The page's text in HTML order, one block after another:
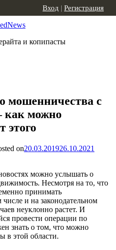
и копипасты
Вход | Регистрация
мошенничества с
можно
этого
on20.03.201926.10.2021
можно услышать о
Несмотря на то, что
принимать
и на законодательном
неуклонно растет. И
провести операции по
знать о том, что можно
в этой области.